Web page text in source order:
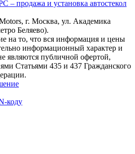
г. Москва, ул. Академика
Беляево).
на то, что вся информация и цены
информационный характер и
являются публичной офертой,
Статьями 435 и 437 Гражданского
коду